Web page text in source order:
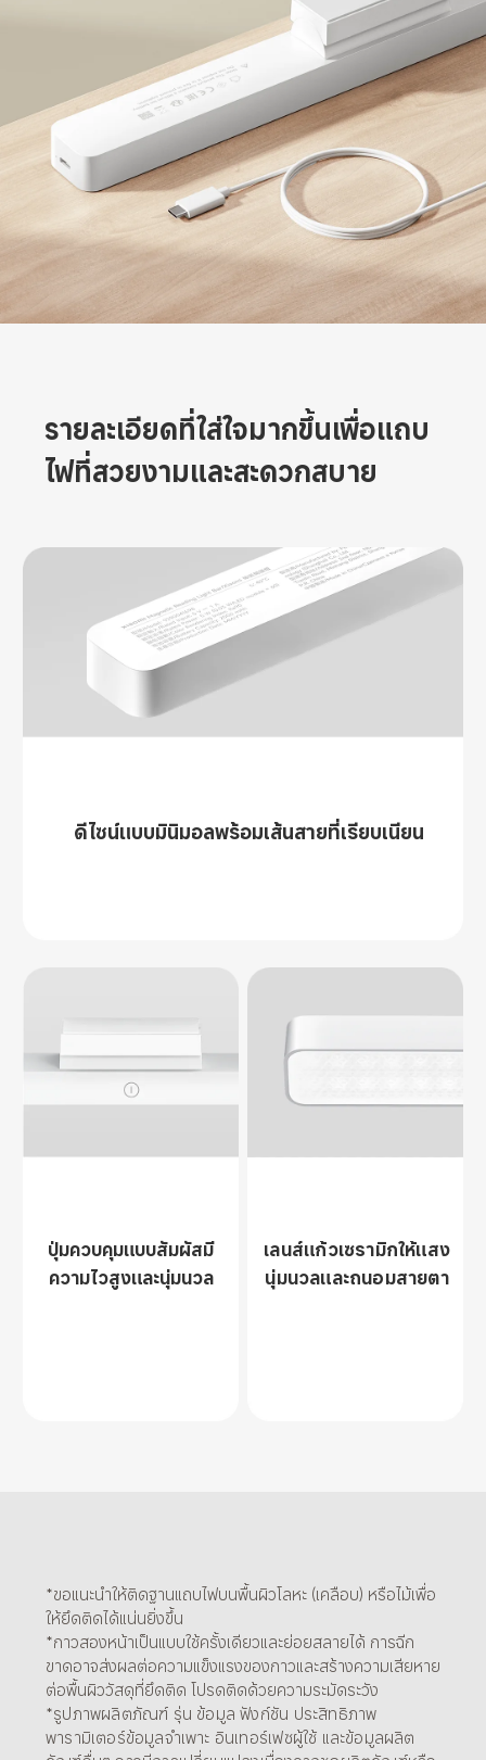
รายละเอียดที่ใส่ใจมากขึ้นเพื่อแถบ
ไฟที่สวยงามและสะดวกสบาย
ดีไซน์แบบมินิมอลพร้อมเส้นสายที่เรียบเนียน
ปุ่มควบคุมแบบสัมผัสมี
ความไวสูงและนุ่มนวล
เลนส์แก้วเซรามิกให้แสง
นุ่มนวลและถนอมสายตา
*ขอแนะนำให้ติดฐานแถบไฟบนพื้นผิวโลหะ (เคลือบ) หรือไม้เพื่อ
ให้ยึดติดได้แน่นยิ่งขึ้น
*กาวสองหน้าเป็นแบบใช้ครั้งเดียวและย่อยสลายได้ การฉีก
ขาดอาจส่งผลต่อความแข็งแรงของกาวและสร้างความเสียหาย
ต่อพื้นผิววัสดุที่ยึดติด โปรดติดด้วยความระมัดระวัง
*รูปภาพผลิตภัณฑ์ รุ่น ข้อมูล ฟังก์ชัน ประสิทธิภาพ
พารามิเตอร์ข้อมูลจำเพาะ อินเทอร์เฟซผู้ใช้ และข้อมูลผลิต